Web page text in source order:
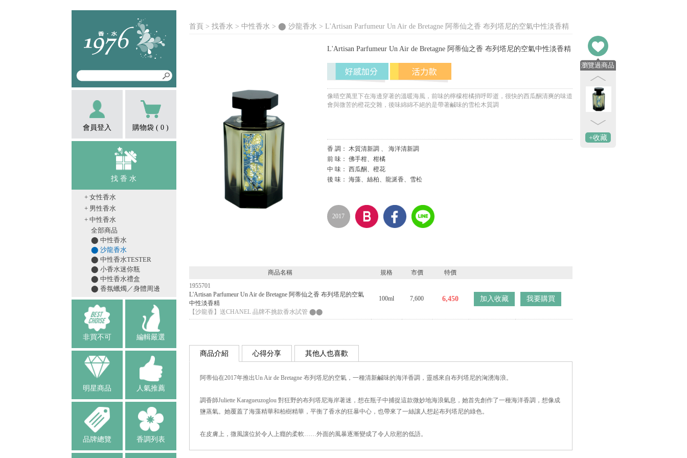
會員登入 購物袋 ( 0 )
找 香 水
+ 女性香水
+ 男性香水
+ 中性香水
全部商品
⬤ 中性香水
⬤ 沙龍香水
⬤ 中性香水TESTER
⬤ 小香水迷你瓶
⬤ 中性香水禮盒
⬤ 香氛蠟燭／身體周邊
非買不可 編輯嚴選
明星商品 人氣推薦
品牌總覽 香調列表
首頁 > 找香水 > 中性香水 > ⬤ 沙龍香水 > L'Artisan Parfumeur Un Air de Bretagne 阿蒂仙之香 布列塔尼的空氣中性淡香精
L'Artisan Parfumeur Un Air de Bretagne 阿蒂仙之香 布列塔尼的空氣中性淡香精
像晴空萬里下在海邊穿著的溫暖海風，前味的檸檬柑橘捎呼即逝，很快的西瓜酮清爽的味道
會與微苦的橙花交雜，後味綿綿不絕的是帶著鹹味的雪松木質調
香 調： 木質清新調 、 海洋清新調
前 味： 佛手柑、柑橘
中 味： 西瓜酮、橙花
後 味： 海藻、絲柏、龍涎香、雪松
2017
商品名稱 規格 市價
特價
1955701
L'Artisan Parfumeur Un Air de Bretagne 阿蒂仙之香 布列塔尼的空氣
中性淡香精
【沙龍香】送CHANEL 品牌不挑款香水試管 ⬤⬤
100ml 7,600 6,450 加入收藏 我要購買
商品介紹 心得分享 其他人也喜歡
阿蒂仙在2017年推出Un Air de Bretagne 布列塔尼的空氣，一種清新鹹味的海洋香調，靈感來自布列塔尼的洶湧海浪。
調香師Juliette Karagueuzoglou 對狂野的布列塔尼海岸著迷，想在瓶子中捕捉這款微妙地海浪氣息，她首先創作了一種海洋香調，想像成
鹽蒸氣。她覆蓋了海藻精華和柏樹精華，平衡了香水的狂暴中心，也帶來了一絲讓人想起布列塔尼的綠色。
在皮膚上，微風讓位於令人上癮的柔軟……外面的風暴逐漸變成了令人欣慰的低語。
瀏覽過商品
+收藏